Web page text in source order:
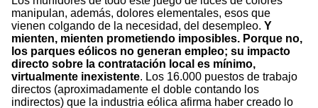
manipulan, además, dolores elementales, esos que
vienen colgando de la necesidad, del desempleo. Y
mienten, mienten prometiendo imposibles. Porque no,
los parques eólicos no generan empleo; su impacto
directo sobre la contratación local es mínimo,
virtualmente inexistente. Los 16.000 puestos de trabajo
directos (aproximadamente el doble contando los
indirectos) que la industria eólica afirma haber creado lo